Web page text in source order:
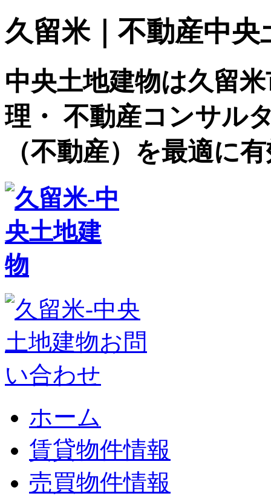
久留米｜不動産中
中央土地建物は久留
理・ 不動産コンサル
（不動産）を最適に
ホーム
賃貸物件情報
売買物件情報